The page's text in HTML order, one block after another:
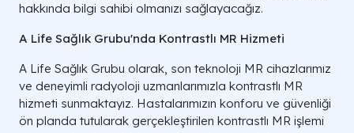
hakkında bilgi sahibi olmanızı sağlayacağız.
A Life Sağlık Grubu'nda Kontrastlı MR Hizmeti
A Life Sağlık Grubu olarak, son teknoloji MR cihazlarımız
ve deneyimli radyoloji uzmanlarımızla kontrastlı MR
hizmeti sunmaktayız. Hastalarımızın konforu ve güvenliği
ön planda tutularak gerçekleştirilen kontrastlı MR işlemi